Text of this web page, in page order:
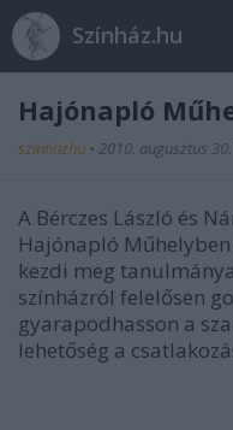
Színház.hu
Hajónapló
szinhazhu • 2010. augusztus 30.
A Bérczes László és
Hajónapló
kezdi meg
színházról felelősen
gyarapodhasson a
lehetőség a